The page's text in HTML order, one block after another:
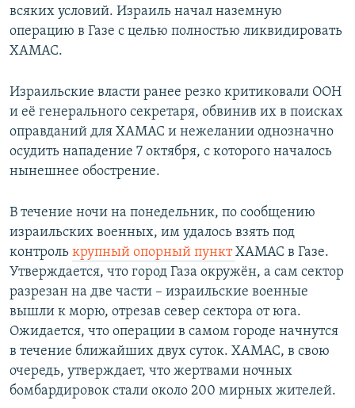
всяких условий. Израиль начал наземную
операцию в Газе с целью полностью ликвидировать
ХАМАС.
Израильские власти ранее резко критиковали ООН
и её генерального секретаря, обвинив их в поисках
оправданий для ХАМАС и нежелании однозначно
осудить нападение 7 октября, с которого началось
нынешнее обострение.
В течение ночи на понедельник, по сообщению
израильских военных, им удалось взять под
контроль крупный опорный пунктХАМАС в Газе.
Утверждается, что город Газа окружён, а сам сектор
разрезан на две части – израильские военные
вышли к морю, отрезав север сектора от юга.
Ожидается, что операции в самом городе начнутся
в течение ближайших двух суток. ХАМАС, в свою
очередь, утверждает, что жертвами ночных
бомбардировок стали около 200 мирных жителей.